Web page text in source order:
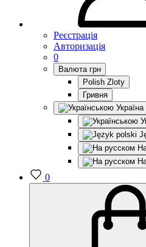
Реєстрація
Авторизація
0
Валюта грн
Polish Zloty
Гривня
Україна
0